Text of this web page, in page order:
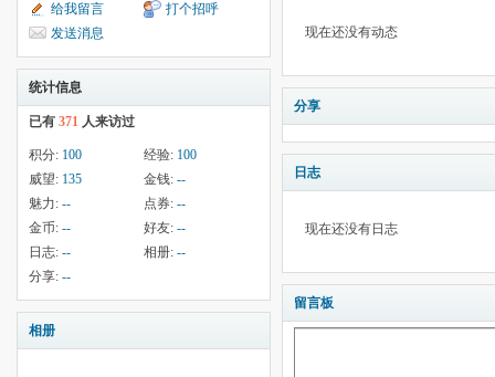
给我留言
打个招呼
发送消息
统计信息
已有 371 人来访过
积分: 100 经验: 100
威望: 135 金钱: --
魅力: -- 点券: --
金币: -- 好友: --
日志: -- 相册: --
分享: --
相册
现在还没有动态
分享
日志
现在还没有日志
留言板